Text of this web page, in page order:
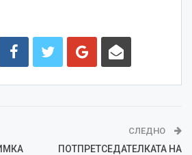
СЛЕДНО
ПОТПРЕТСЕДАТЕЛКАТА НА